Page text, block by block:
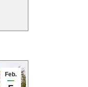
Feb.